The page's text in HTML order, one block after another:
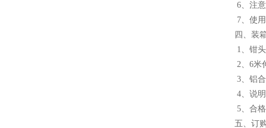
6、注
7、使
四、装
1
2、6
3、
4、
5、
五、订